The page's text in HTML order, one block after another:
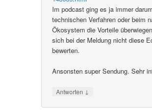
Im podcast ging es ja immer
technischen Verfahren oder beim
Ökosystem die Vorteile
sich bei der Meldung nicht diese
bewerten.
Ansonsten super Sendung. Sehr
Antworten ↓